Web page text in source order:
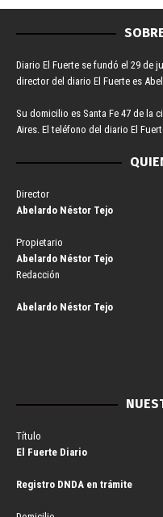
Diario El Fuerte se fundó el 29 de
director del diario El Fuerte es
Su domicilio es Santa Fe 47 de la
Aires. El teléfono del diario El
Director
Abelardo Néstor Tejo
Propietario
Abelardo Néstor Tejo
Redacción
Abelardo Néstor Tejo
Título
El Fuerte Diario
Registro DNDA en trámite